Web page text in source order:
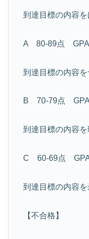
到達目標の内容
A 80-89点
到達目標の内容
B 70-79点
到達目標の内容
C 60-69点
到達目標の内容
【不合格】